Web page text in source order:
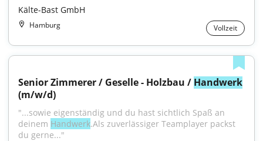
Kälte-Bast GmbH
Hamburg Vollzeit
Senior Zimmerer / Geselle - Holzbau / Handwerk
(m/w/d)
"...sowie eigenständig und du hast sichtlich Spaß an
deinem Handwerk.Als zuverlässiger Teamplayer packst
du gerne..."